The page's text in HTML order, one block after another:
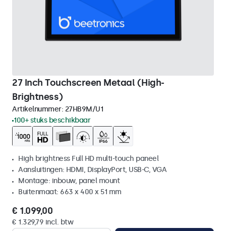
27 Inch Touchscreen Metaal (High-
Brightness)
Artikelnummer: 27HB9M/U1
100+ stuks beschikbaar
High brightness Full HD multi-touch paneel
Aansluitingen: HDMI, DisplayPort, USB-C, VGA
Montage: inbouw, panel mount
Buitenmaat: 663 x 400 x 51 mm
€ 1.099,00
€ 1.329,79 incl. btw